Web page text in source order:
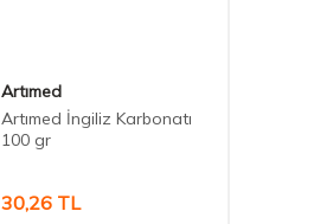
Artımed
Artımed İngiliz Karbonatı
100 gr
30,26 TL